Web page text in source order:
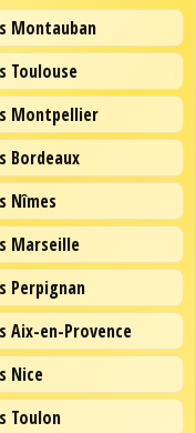
Montauban
Toulouse
Montpellier
Bordeaux
Nîmes
Marseille
Perpignan
Aix-en-Provence
Nice
Toulon